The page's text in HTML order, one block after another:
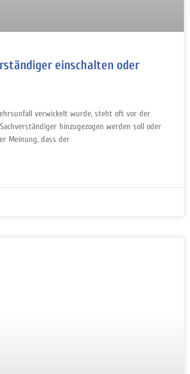
einschalten oder
verwickelt wurde, steht oft vor der
hinzugezogen werden soll oder
Meinung, dass der